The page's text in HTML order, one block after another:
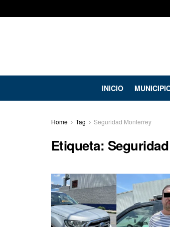
INICIO
Home Tag Seguridad Monterrey
Etiqueta: